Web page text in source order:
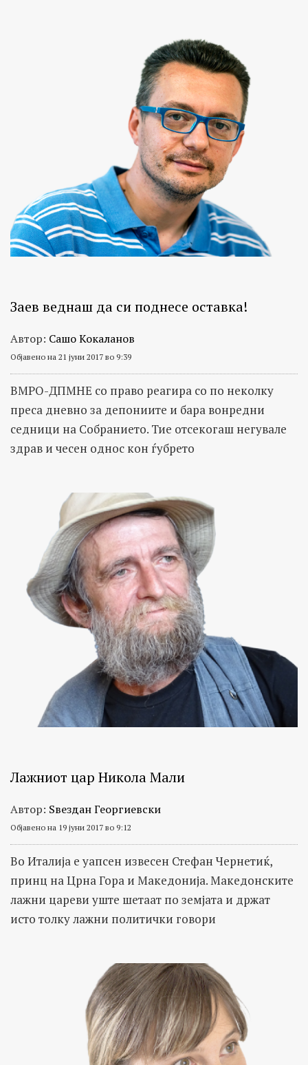
Заев веднаш да си поднесе оставка!
Автор: Сашо Кокаланов
Објавено на 21 јуни 2017 во 9:39
ВМРО-ДПМНЕ со право реагира со по неколку
преса дневно за депониите и бара вонредни
седници на Собранието. Тие отсекогаш негувале
здрав и чесен однос кон ѓубрето
Лажниот цар Никола Мали
Автор: Ѕвездан Георгиевски
Објавено на 19 јуни 2017 во 9:12
Во Италија е уапсен извесен Стефан Чернетиќ,
принц на Црна Гора и Македонија. Македонските
лажни цареви уште шетаат по земјата и држат
исто толку лажни политички говори